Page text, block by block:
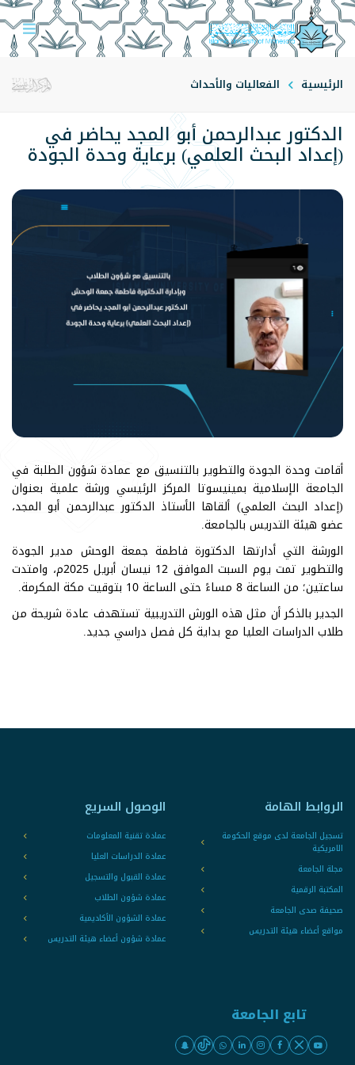
الرئيسية الفعاليات والأحداث
الدكتور عبدالرحمن أبو المجد يحاضر في
(إعداد البحث العلمي) برعاية وحدة الجودة
أقامت وحدة الجودة والتطوير بالتنسيق مع عمادة شؤون الطلبة في
الجامعة الإسلامية بمينيسوتا المركز الرئيسي ورشة علمية بعنوان
(إعداد البحث العلمي) ألقاها الأستاذ الدكتور عبدالرحمن أبو المجد،
عضو هيئة التدريس بالجامعة.
الورشة التي أدارتها الدكتورة فاطمة جمعة الوحش مدير الجودة
والتطوير تمت يوم السبت الموافق 12 نيسان أبريل 2025م، وامتدت
ساعتين؛ من الساعة 8 مساءً حتى الساعة 10 بتوقيت مكة المكرمة.
الجدير بالذكر أن مثل هذه الورش التدريبية تستهدف عادة شريحة من
طلاب الدراسات العليا مع بداية كل فصل دراسي جديد.
الروابط الهامة
تسجيل الجامعة لدى موقع الحكومة
الامريكية
مجلة الجامعة
المكتبة الرقمية
صحيفة صدى الجامعة
مواقع أعضاء هيئة التدريس
الوصول السريع
عمادة تقنية المعلومات
عمادة الدراسات العليا
عمادة القبول والتسجيل
عمادة شؤون الطلاب
عمادة الشؤون الأكاديمية
عمادة شؤون أعضاء هيئة التدريس
تابع الجامعة